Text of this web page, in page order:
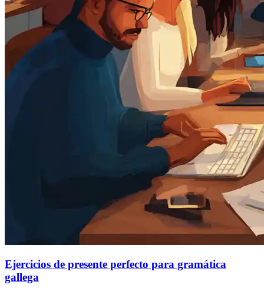
Ejercicios de presente perfecto para gramática
gallega